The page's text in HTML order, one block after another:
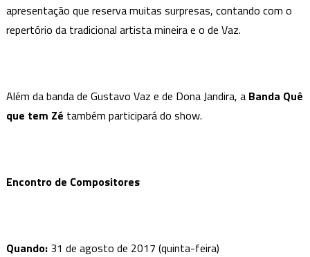
Jandira
e
apresentação que reserva muitas surpresas, contando com o
repertório da tradicional artista mineira e o de Vaz.
Além da banda de Gustavo Vaz e de Dona Jandira, a Banda Quê
que tem Zé também participará do show.
Encontro de Compositores
Quando:31 de agosto de 2017 (quinta-feira)